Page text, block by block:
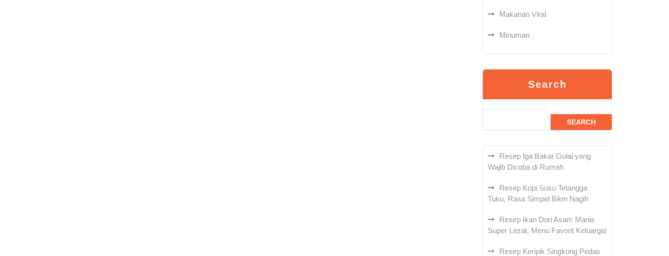
Makanan Viral
Minuman
Search
SEARCH
Resep Iga Bakar Gulai yang
Wajib Dicoba di Rumah
Resep Kopi Susu Tetangga
Tuku, Rasa Simpel Bikin Nagih
Resep Ikan Dori Asam Manis
Super Lezat, Menu Favorit Keluarga!
Resep Keripik Singkong Pedas